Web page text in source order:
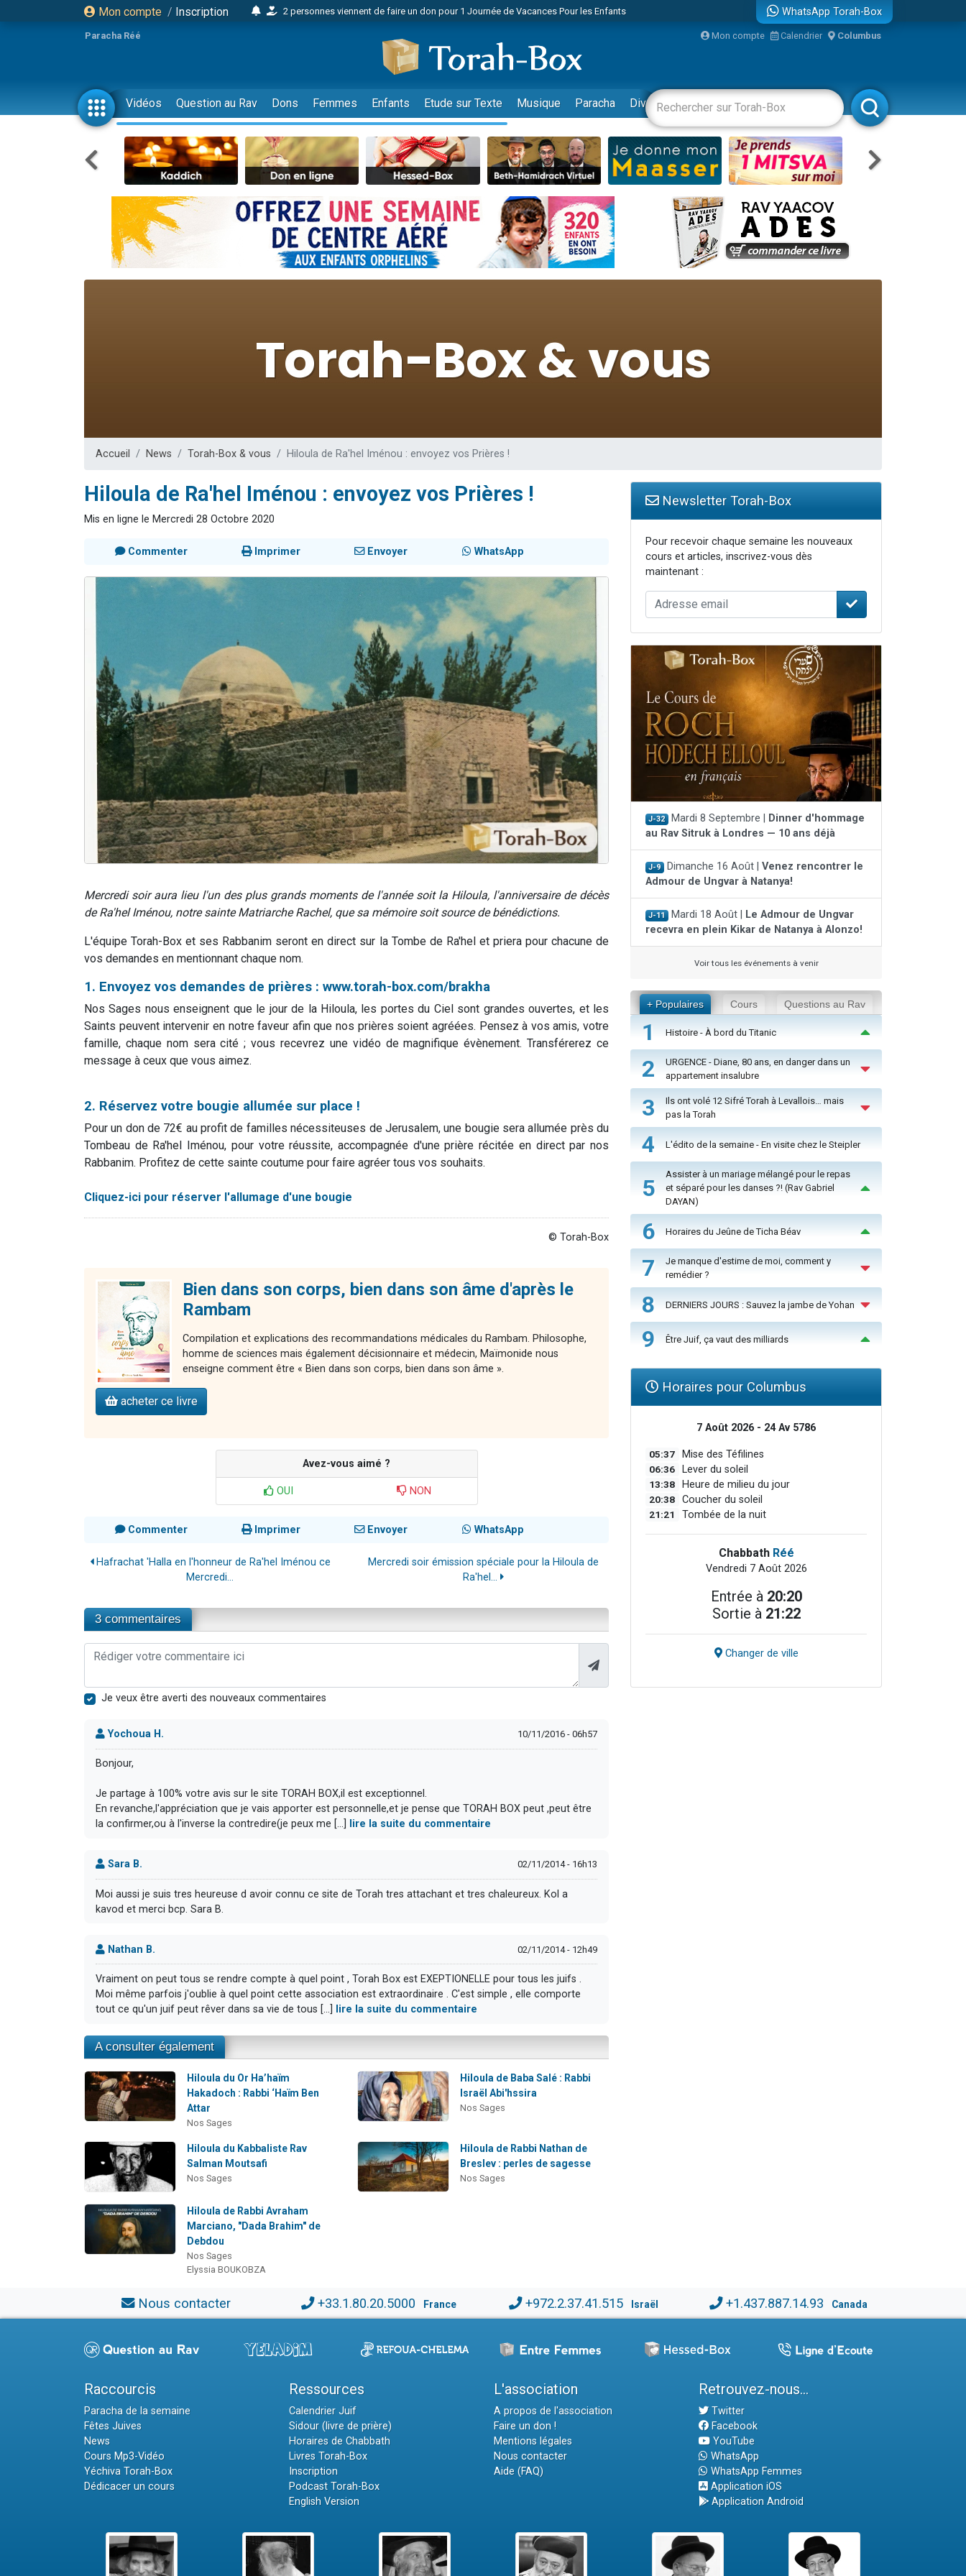
Mon compte / Inscription
2 personnes viennent de faire un don pour 1 Journée de Vacances Pour les Enfants
4 personnes viennent de nous rejoindre sur WhatsApp
Il reste 49 places pour étudier en groupe sur Zoom
23 personnes viennent de faire un don pour Diane, 80 ans, dans un appartement insalubre
Eva vient de donner son Maasser
4 personnes viennent de nous rejoindre sur WhatsApp
3 personnes viennent de nous rejoindre sur WhatsApp
3 personnes viennent de faire un don pour 5 jours de vacances aux Orphelins
Odaya vient de donner son Maasser
2 personnes viennent de nous rejoindre sur WhatsApp
13 personnes viennent de demander une bénédiction
12 nouvelles musiques dans Torah-Box Music
2 personnes viennent de nous rejoindre sur WhatsApp
3 personnes viennent de nous rejoindre sur WhatsApp
WhatsApp Torah-Box
Paracha Réé Mon compte Calendrier Columbus
Vidéos Question au Rav Dons Femmes Enfants Etude sur Texte Musique Paracha Divertissements Livres Rabbanim
Accueil News Torah-Box & vous Hiloula de Ra'hel Iménou : envoyez vos Prières !
Hiloula de Ra'hel Iménou : envoyez vos Prières !
Mis en ligne le Mercredi 28 Octobre 2020
Commenter Imprimer Envoyer WhatsApp
Mercredi soir aura lieu l'un des plus grands moments de l'année soit la Hiloula, l'anniversaire de décès
de Ra'hel Iménou, notre sainte Matriarche Rachel, que sa mémoire soit source de bénédictions.
L'équipe Torah-Box et ses Rabbanim seront en direct sur la Tombe de Ra'hel et priera pour chacune de
vos demandes en mentionnant chaque nom.
1. Envoyez vos demandes de prières : www.torah-box.com/brakha
Nos Sages nous enseignent que le jour de la Hiloula, les portes du Ciel sont grandes ouvertes, et les
Saints peuvent intervenir en notre faveur afin que nos prières soient agréées. Pensez à vos amis, votre
famille, chaque nom sera cité ; vous recevrez une vidéo de magnifique évènement. Transférerez ce
message à ceux que vous aimez.
2. Réservez votre bougie allumée sur place !
Pour un don de 72€ au profit de familles nécessiteuses de Jerusalem, une bougie sera allumée près du
Tombeau de Ra'hel Iménou, pour votre réussite, accompagnée d'une prière récitée en direct par nos
Rabbanim. Profitez de cette sainte coutume pour faire agréer tous vos souhaits.
Cliquez-ici pour réserver l'allumage d'une bougie
© Torah-Box
Bien dans son corps, bien dans son âme d'après le
Rambam
Compilation et explications des recommandations médicales du Rambam. Philosophe,
homme de sciences mais également décisionnaire et médecin, Maïmonide nous
enseigne comment être « Bien dans son corps, bien dans son âme ».
acheter ce livre
Avez-vous aimé ?
OUI NON
Commenter Imprimer Envoyer WhatsApp
Hafrachat 'Halla en l'honneur de Ra'hel Iménou ce
Mercredi...
Mercredi soir émission spéciale pour la Hiloula de
Ra'hel...
3 commentaires
Je veux être averti des nouveaux commentaires
Yochoua H. 10/11/2016 - 06h57
Bonjour,
Je partage à 100% votre avis sur le site TORAH BOX,il est exceptionnel.
En revanche,l'appréciation que je vais apporter est personnelle,et je pense que TORAH BOX peut ,peut être
la confirmer,ou à l'inverse la contredire(je peux me [...]
lire la suite du commentaire
Sara B. 02/11/2014 - 16h13
Moi aussi je suis tres heureuse d avoir connu ce site de Torah tres attachant et tres chaleureux. Kol a
kavod et merci bcp. Sara B.
Nathan B. 02/11/2014 - 12h49
Vraiment on peut tous se rendre compte à quel point , Torah Box est EXEPTIONELLE pour tous les juifs .
Moi même parfois j'oublie à quel point cette association est extraordinaire . C'est simple , elle comporte
tout ce qu'un juif peut rêver dans sa vie de tous [...]
lire la suite du commentaire
A consulter également
Hiloula du Or Ha’haïm
Hakadoch : Rabbi ‘Haïm Ben
Attar
Nos Sages
Hiloula de Baba Salé : Rabbi
Israël Abi'hssira
Nos Sages
Hiloula du Kabbaliste Rav
Salman Moutsafi
Nos Sages
Hiloula de Rabbi Nathan de
Breslev : perles de sagesse
Nos Sages
Hiloula de Rabbi Avraham
Marciano, "Dada Brahim" de
Debdou
Nos Sages
Elyssia BOUKOBZA
Newsletter Torah-Box
Pour recevoir chaque semaine les nouveaux
cours et articles, inscrivez-vous dès
maintenant :
J-32 Mardi 8 Septembre |
Dinner d'hommage
au Rav Sitruk à Londres — 10 ans déjà
J-9 Dimanche 16 Août | Venez rencontrer le
Admour de Ungvar à Natanya!
J-11 Mardi 18 Août |
Le Admour de Ungvar
recevra en plein Kikar de Natanya à Alonzo!
Voir tous les événements à venir
+ Populaires Cours Questions au Rav
1 Histoire - À bord du Titanic
2
URGENCE - Diane, 80 ans, en danger dans un
appartement insalubre
3
Ils ont volé 12 Sifré Torah à Levallois… mais
pas la Torah
4 L'édito de la semaine - En visite chez le Steipler
5
Assister à un mariage mélangé pour le repas
et séparé pour les danses ?! (Rav Gabriel
DAYAN)
6 Horaires du Jeûne de Ticha Béav
7
Je manque d'estime de moi, comment y
remédier ?
8 DERNIERS JOURS : Sauvez la jambe de Yohan
9 Être Juif, ça vaut des milliards
Horaires pour Columbus
7 Août 2026 - 24 Av 5786
05:37 Mise des Téfilines
06:36 Lever du soleil
13:38 Heure de milieu du jour
20:38 Coucher du soleil
21:21 Tombée de la nuit
Chabbath Réé
Vendredi 7 Août 2026
Entrée à 20:20
Sortie à 21:22
Changer de ville
Nous contacter +33.1.80.20.5000 France +972.2.37.41.515 Israël +1.437.887.14.93 Canada
Raccourcis
Paracha de la semaine
Fêtes Juives
News
Cours Mp3-Vidéo
Yéchiva Torah-Box
Dédicacer un cours
Ressources
Calendrier Juif
Sidour (livre de prière)
Horaires de Chabbath
Livres Torah-Box
Inscription
Podcast Torah-Box
English Version
L'association
A propos de l'association
Faire un don !
Mentions légales
Nous contacter
Aide (FAQ)
Retrouvez-nous...
Twitter
Facebook
YouTube
WhatsApp
WhatsApp Femmes
Application iOS
Application Android